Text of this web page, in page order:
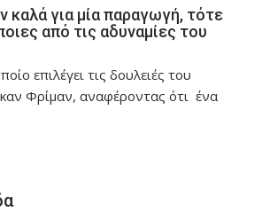
καλά για μία παραγωγή, τότε
από τις αδυναμίες του
επιλέγει τις δουλειές του
Φρίμαν, αναφέροντας ότι ένα